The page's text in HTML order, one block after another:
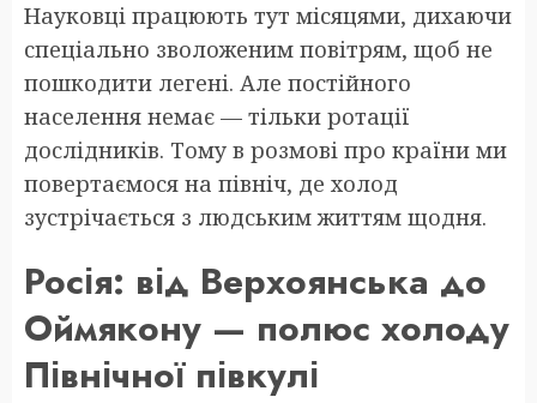
Науковці працюють тут місяцями, дихаючи
спеціально зволоженим повітрям, щоб не
пошкодити легені. Але постійного
населення немає — тільки ротації
дослідників. Тому в розмові про країни ми
повертаємося на північ, де холод
зустрічається з людським життям щодня.
Росія: від Верхоянська до
Оймякону — полюс холоду
Північної півкулі